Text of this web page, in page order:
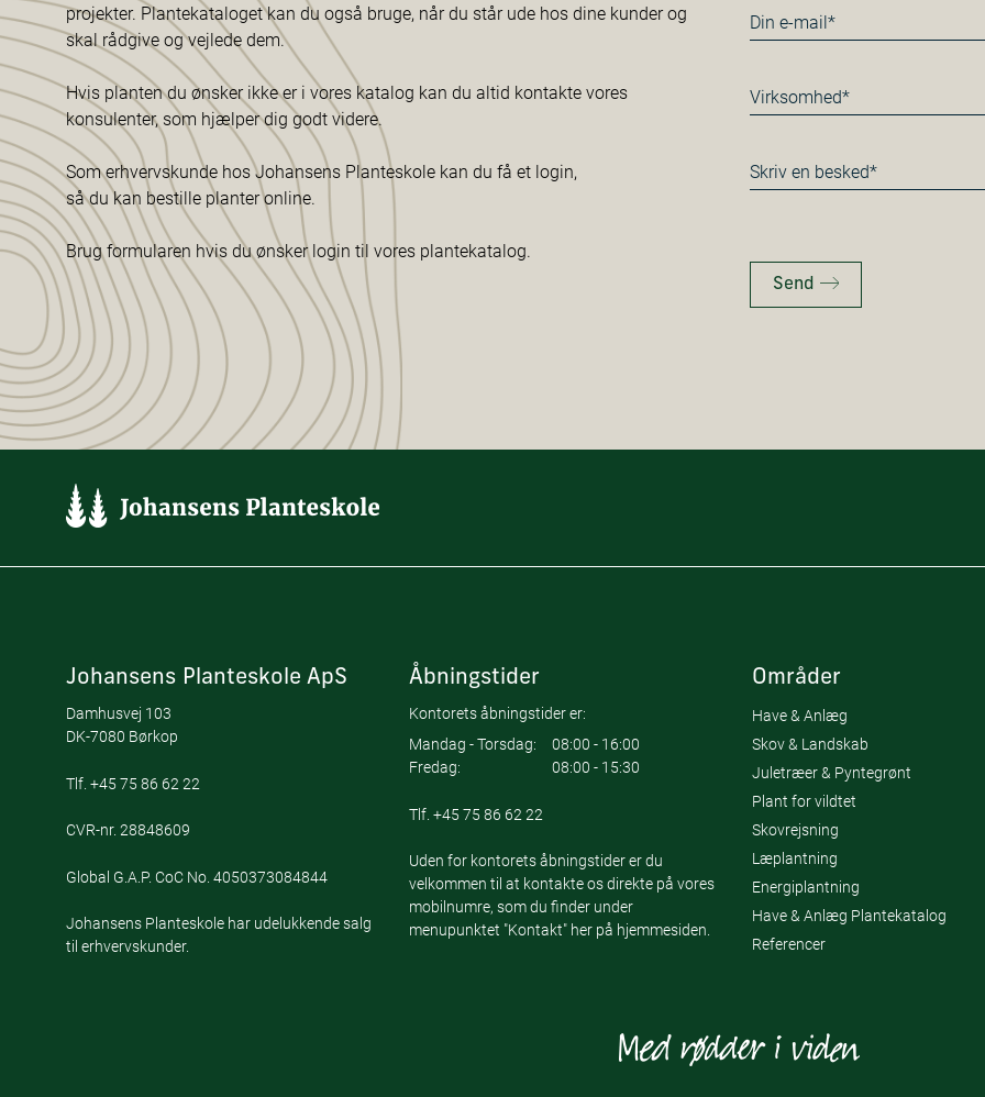
projekter. Plantekataloget kan du også bruge, når du står ude hos dine kunder og
skal rådgive og vejlede dem.
Hvis planten du ønsker ikke er i vores katalog kan du altid kontakte vores
konsulenter, som hjælper dig godt videre.
Som erhvervskunde hos Johansens Planteskole kan du få et login,
så du kan bestille planter online.
Brug formularen hvis du ønsker login til vores plantekatalog.
E-
mail
Virksomhed*
*
Besked
*
Send
Johansens Planteskole ApS
Damhusvej 103
DK-7080 Børkop
Tlf. +45 75 86 62 22
CVR-nr. 28848609
Global G.A.P. CoC No. 4050373084844
Johansens Planteskole har udelukkende salg
til erhvervskunder.
Åbningstider
Kontorets åbningstider er:
Mandag - Torsdag:
08:00 - 16:00
Fredag:
08:00 - 15:30
Tlf.+45 75 86 62 22
Uden for kontorets åbningstider er du
velkommen til at kontakte os direkte på vores
mobilnumre, som du finder under
menupunktet "Kontakt" her på hjemmesiden.
Områder
Have & Anlæg
Skov & Landskab
Juletræer & Pyntegrønt
Plant for vildtet
Skovrejsning
Læplantning
Energiplantning
Have & Anlæg Plantekatalog
Referencer